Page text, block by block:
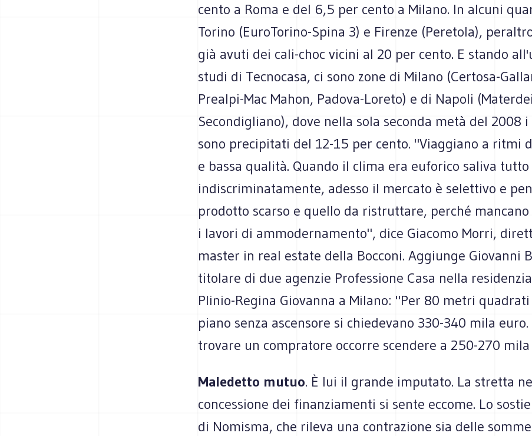
cento a Roma e del 6,5 per cento a Milano. In alcuni
Torino (EuroTorino-Spina 3) e Firenze (Peretola),
già avuti dei cali-choc vicini al 20 per cento. E stando
studi di Tecnocasa, ci sono zone di Milano (Certosa-
Prealpi-Mac Mahon, Padova-Loreto) e di Napoli
Secondigliano), dove nella sola seconda metà del 2008
sono precipitati del 12-15 per cento. "Viaggiano a ritmi
e bassa qualità. Quando il clima era euforico saliva tutto
indiscriminatamente, adesso il mercato è selettivo e
prodotto scarso e quello da ristruttare, perché
i lavori di ammodernamento", dice Giacomo Morri,
master in real estate della Bocconi. Aggiunge Giovanni
titolare di due agenzie Professione Casa nella
Plinio-Regina Giovanna a Milano: "Per 80 metri
piano senza ascensore si chiedevano 330-340 mila
trovare un compratore occorre scendere a 250-270
Maledetto mutuo. È lui il grande imputato. La stretta
concessione dei finanziamenti si sente eccome. Lo
di Nomisma, che rileva una contrazione sia delle